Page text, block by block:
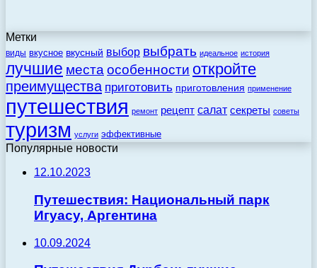
Метки
виды вкусное вкусный выбор выбрать идеальное история
лучшие места особенности откройте
преимущества приготовить приготовления применение
путешествия ремонт рецепт салат секреты советы
туризм услуги эффективные
Популярные новости
12.10.2023
Путешествия: Национальный парк
Игуасу, Аргентина
10.09.2024